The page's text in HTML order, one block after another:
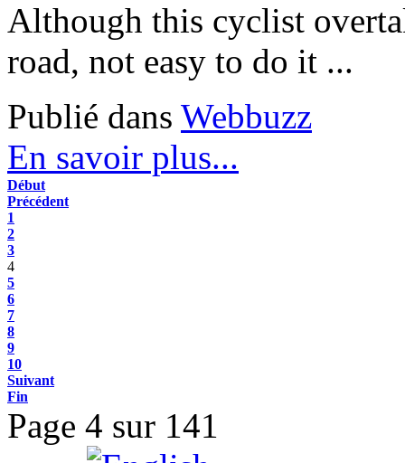
Although this cyclist
road, not easy to do it ...
Publié dans Webbuzz
En savoir plus...
Début
Précédent
1
2
3
4
5
6
7
8
9
10
Suivant
Fin
Page 4 sur 141